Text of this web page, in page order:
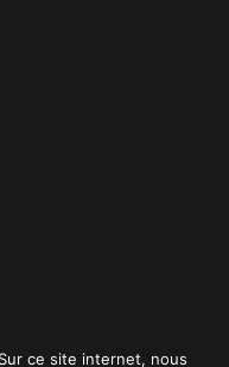
ce site internet, nous